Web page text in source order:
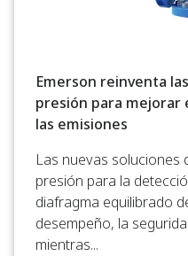
Emerson reinventa
presión para mejorar
las emisiones
Las nuevas soluciones
presión para la
diafragma equilibrado
desempeño, la
mientras...